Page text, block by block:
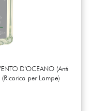
D'OCEANO (Anti
per Lampe)